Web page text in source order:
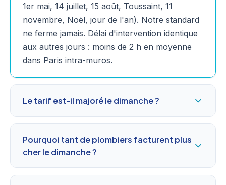
1er mai, 14 juillet, 15 août, Toussaint, 11
novembre, Noël, jour de l'an). Notre standard
ne ferme jamais. Délai d'intervention identique
aux autres jours : moins de 2 h en moyenne
dans Paris intra-muros.
Le tarif est-il majoré le dimanche ?
Pourquoi tant de plombiers facturent plus
cher le dimanche ?